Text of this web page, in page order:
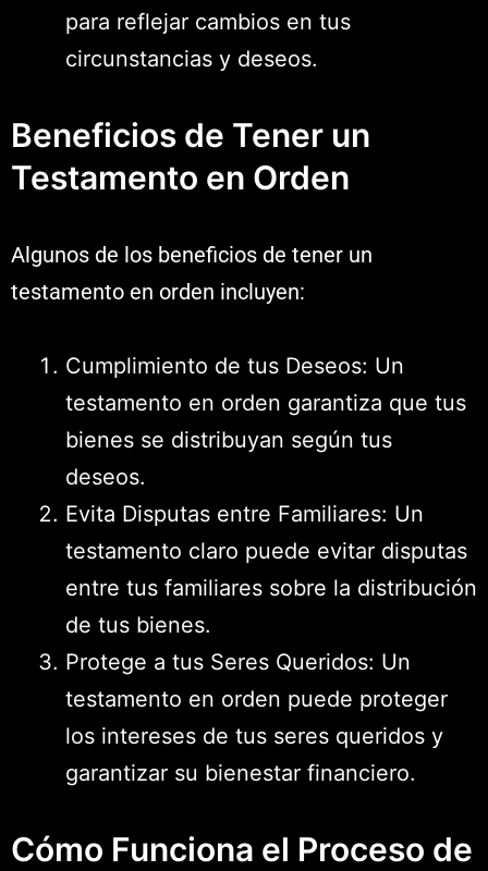
para reflejar cambios en tus
circunstancias y deseos.
Beneficios de Tener un
Testamento en Orden
Algunos de los beneficios de tener un
testamento en orden incluyen:
Cumplimiento de tus Deseos: Un
testamento en orden garantiza que tus
bienes se distribuyan según tus
deseos.
Evita Disputas entre Familiares: Un
testamento claro puede evitar disputas
entre tus familiares sobre la distribución
de tus bienes.
Protege a tus Seres Queridos: Un
testamento en orden puede proteger
los intereses de tus seres queridos y
garantizar su bienestar financiero.
Cómo Funciona el Proceso de